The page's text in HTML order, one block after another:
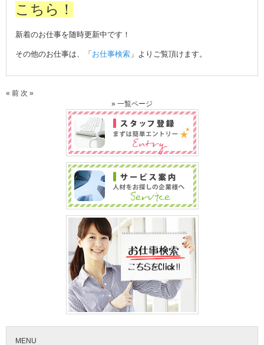
こちら！
新着のお仕事を随時更新中です！
その他のお仕事は、「 お仕事検索 」よりご覧頂けます。
« 前 次 »
» 一覧ページ
MENU